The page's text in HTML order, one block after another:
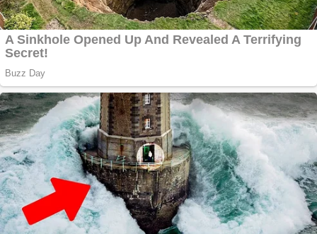
Creez aplicatie
ANDROID pentru
Creez aplicatie
ANDROID pentru
siteul tau
Anuntul tau apare in
mai multe ziare